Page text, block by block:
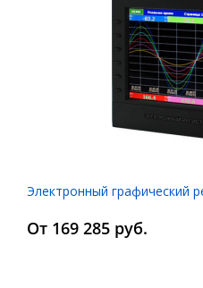
Электронный графический
От 169 285 руб.